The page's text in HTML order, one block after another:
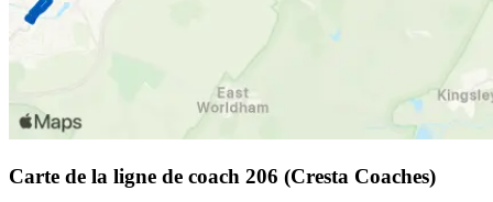
Carte de la ligne de coach 206 (Cresta Coaches)